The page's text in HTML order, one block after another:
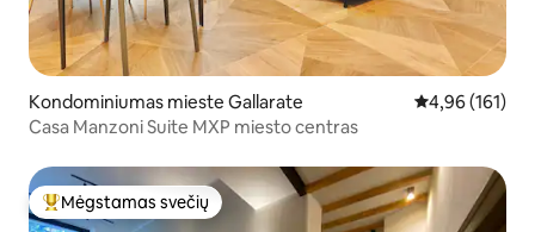
Kondominiumas mieste Gallarate Vidutinis
4,96 (161)
Casa Manzoni Suite MXP miesto centras
Svečių mėgstamiausias
Mėgstamas svečių